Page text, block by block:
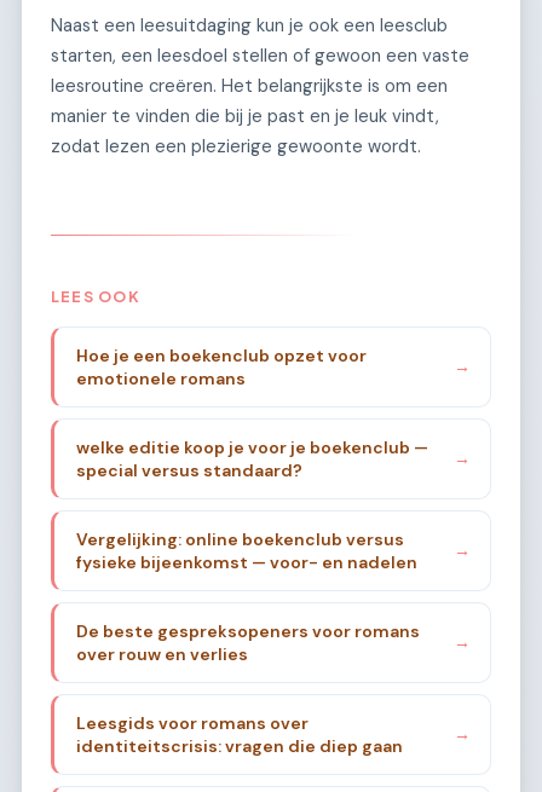
Naast een leesuitdaging kun je ook een leesclub
starten, een leesdoel stellen of gewoon een vaste
leesroutine creëren. Het belangrijkste is om een
manier te vinden die bij je past en je leuk vindt,
zodat lezen een plezierige gewoonte wordt.
LEES OOK
Hoe je een boekenclub opzet voor
emotionele romans
→
welke editie koop je voor je boekenclub —
special versus standaard?
→
Vergelijking: online boekenclub versus
fysieke bijeenkomst — voor- en nadelen
→
De beste gespreksopeners voor romans
over rouw en verlies
→
Leesgids voor romans over
identiteitscrisis: vragen die diep gaan
→